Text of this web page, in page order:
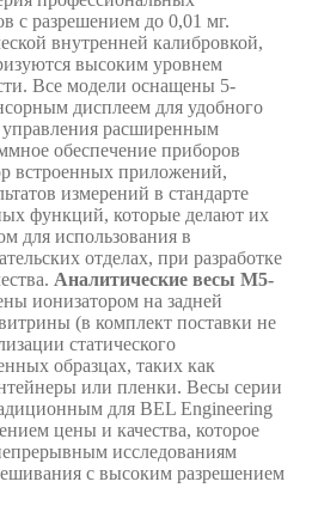
с разрешением до 0,01 мг.
внутренней калибровкой,
высоким уровнем
Все модели оснащены 5-
дисплеем для удобного
расширенным
обеспечение приборов
встроенных приложений,
измерений в стандарте
функций, которые делают их
для использования в
отделах, при разработке
Аналитические весы M5-
ионизатором на задней
(в комплект поставки не
статического
образцах, таких как
или пленки. Весы серии
для BEL Engineering
цены и качества, которое
исследованиям
с высоким разрешением